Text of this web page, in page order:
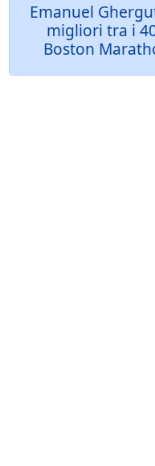
Emanuel
migliori tra i
Boston